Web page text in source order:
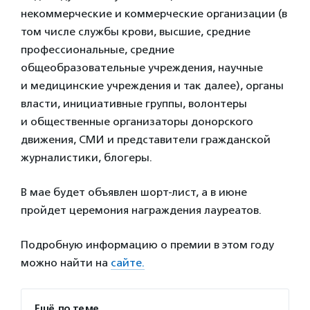
некоммерческие и коммерческие организации (в
том числе службы крови, высшие, средние
профессиональные, средние
общеобразовательные учреждения, научные
и медицинские учреждения и так далее), органы
власти, инициативные группы, волонтеры
и общественные организаторы донорского
движения, СМИ и представители гражданской
журналистики, блогеры.
В мае будет объявлен шорт-лист, а в июне
пройдет церемония награждения лауреатов.
Подробную информацию о премии в этом году
можно найти на сайте.